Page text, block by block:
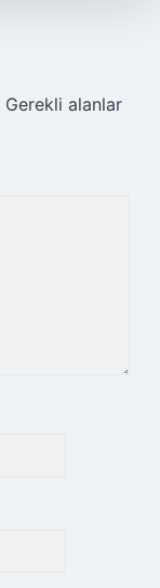
Gerekli alanlar